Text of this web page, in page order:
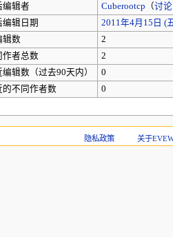
编辑者
Cuberootcp （讨论
编辑日期
2011年4月15日 (
辑数
2
作者总数
2
编辑数（过去90天内）
0
的不同作者数
0
隐私政策 关于